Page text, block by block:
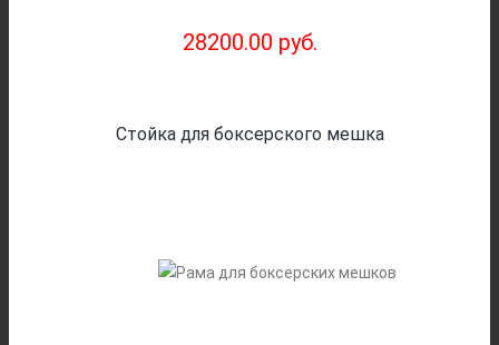
28200.00 руб.
Стойка для боксерского мешка